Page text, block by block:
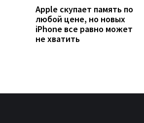
Apple скупает память по
любой цене, но новых
iPhone все равно может
не хватить